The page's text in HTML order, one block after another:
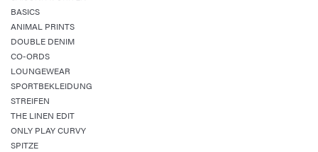
BASICS
ANIMAL PRINTS
DOUBLE DENIM
CO-ORDS
LOUNGEWEAR
SPORTBEKLEIDUNG
STREIFEN
THE LINEN EDIT
ONLY PLAY CURVY
SPITZE